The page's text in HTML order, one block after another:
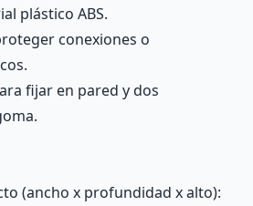
plástico ABS.
conexiones o
fijar en pared y dos
(ancho x profundidad x alto):